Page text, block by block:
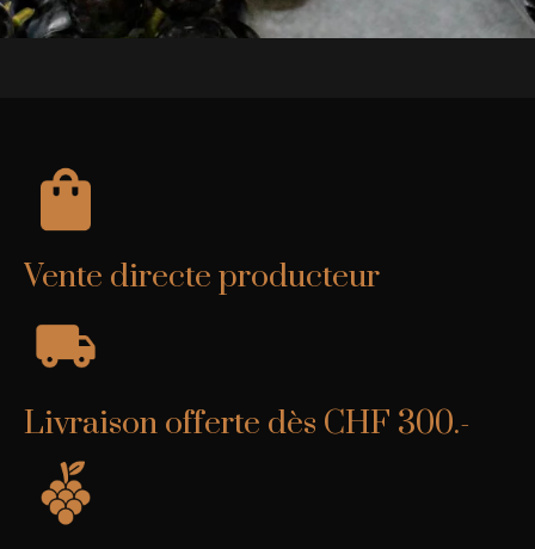
Vente directe producteur
Livraison offerte dès CHF 300.-